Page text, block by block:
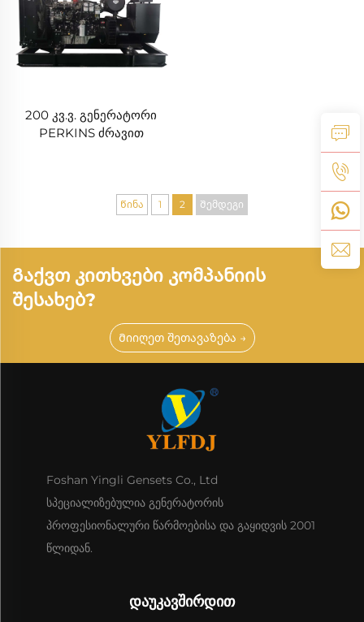
200 კვ.ვ. გენერატორი
PERKINS ძრავით
Წინა 1 2 Შემდეგი
Გაქვთ Კითხვები Კომპანიის
Შესახებ?
Მიიღეთ შეთავაზება →
Foshan Yingli Gensets Co., Ltd
სპეციალიზებულია გენერატორის
პროფესიონალური წარმოებისა და გაყიდვის 2001
წლიდან.
ᲓᲐᲣᲙᲐᲕᲨᲘᲠᲓᲘᲗ